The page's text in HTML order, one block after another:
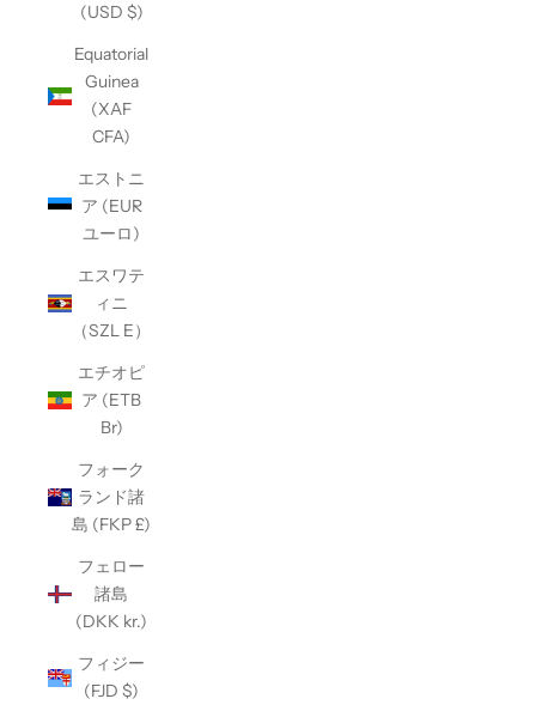
(USD $)
Equatorial
Guinea
(XAF
CFA)
エストニ
ア (EUR
ユーロ)
エスワテ
ィニ
（SZL E）
エチオピ
ア (ETB
Br)
フォーク
ランド諸
島 (FKP £)
フェロー
諸島
(DKK kr.)
フィジー
(FJD $)